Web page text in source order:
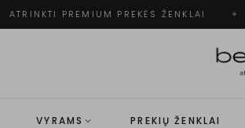
ATRINKTI PREMIUM PREKĖS ŽENKLAI
VYRAMS PREKIŲ ŽENKLAI